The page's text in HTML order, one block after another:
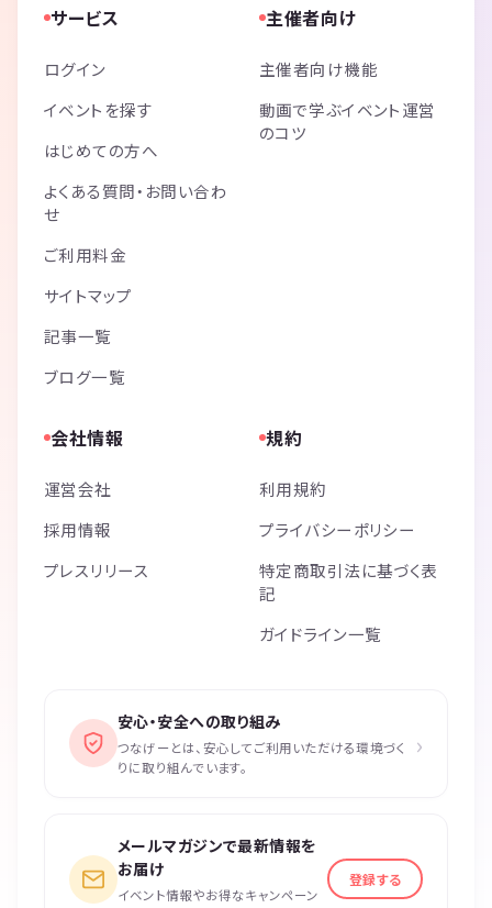
サービス
ログイン
イベントを探す
はじめての方へ
よくある質問・お問い合わ
せ
ご利用料金
サイトマップ
記事一覧
ブログ一覧
主催者向け
主催者向け機能
動画で学ぶイベント運営
のコツ
会社情報
運営会社
採用情報
プレスリリース
規約
利用規約
プライバシーポリシー
特定商取引法に基づく表
記
ガイドライン一覧
安心・安全への取り組み
つなげーとは、安心してご利用いただける環境づく
りに取り組んでいます。
›
メールマガジンで最新情報を
お届け
イベント情報やお得なキャンペーン
登録する